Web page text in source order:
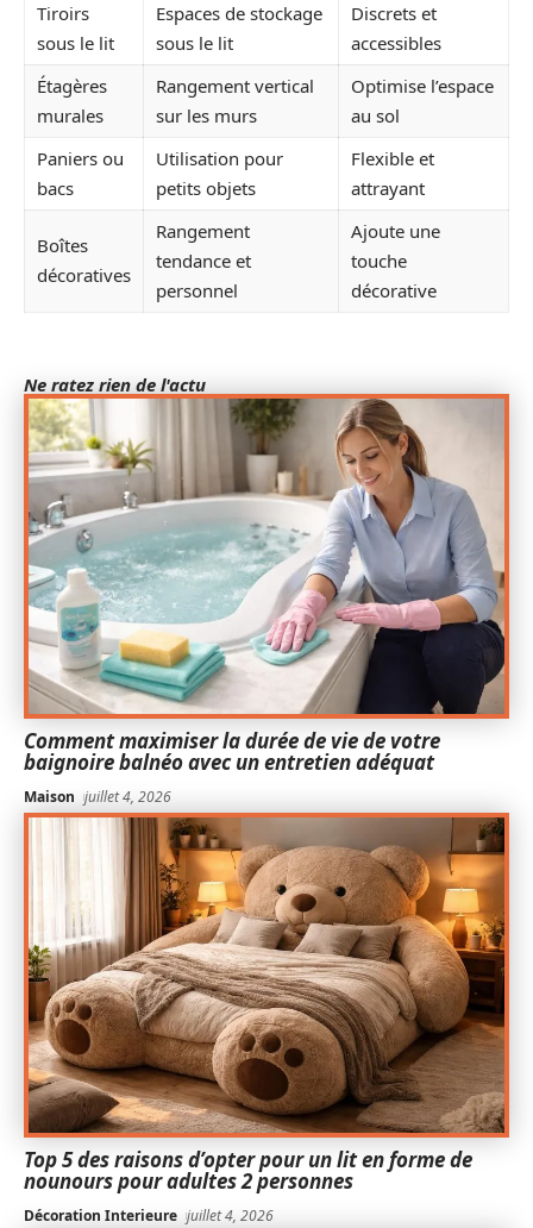
Tiroirs
sous le lit
Espaces de stockage
sous le lit
Discrets et
accessibles
Étagères
murales
Rangement vertical
sur les murs
Optimise l’espace
au sol
Paniers ou
bacs
Utilisation pour
petits objets
Flexible et
attrayant
Boîtes
décoratives
Rangement
tendance et
personnel
Ajoute une
touche
décorative
Ne ratez rien de l'actu
Comment maximiser la durée de vie de votre
baignoire balnéo avec un entretien adéquat
Maison juillet 4, 2026
Top 5 des raisons d’opter pour un lit en forme de
nounours pour adultes 2 personnes
Décoration Interieure juillet 4, 2026